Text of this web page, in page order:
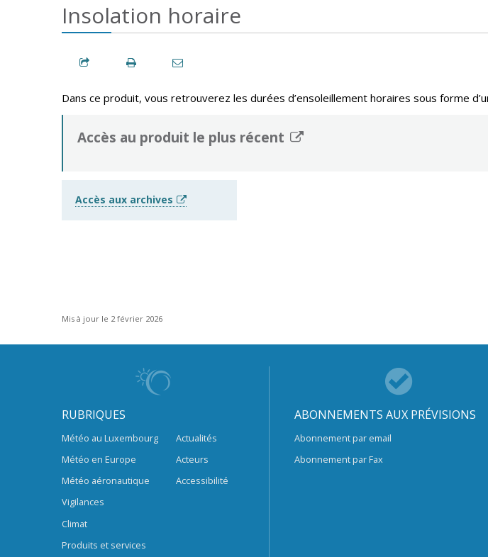
Insolation horaire
Dans ce produit, vous retrouverez les durées d’ensoleillement horaires sous forme
Accès au produit le plus récent
Accès aux archives
Mis à jour le 2 février 2026
RUBRIQUES
Météo au Luxembourg
Météo en Europe
Météo aéronautique
Vigilances
Climat
Produits et services
Actualités
Acteurs
Accessibilité
ABONNEMENTS AUX PRÉVISIONS
Abonnement par email
Abonnement par Fax